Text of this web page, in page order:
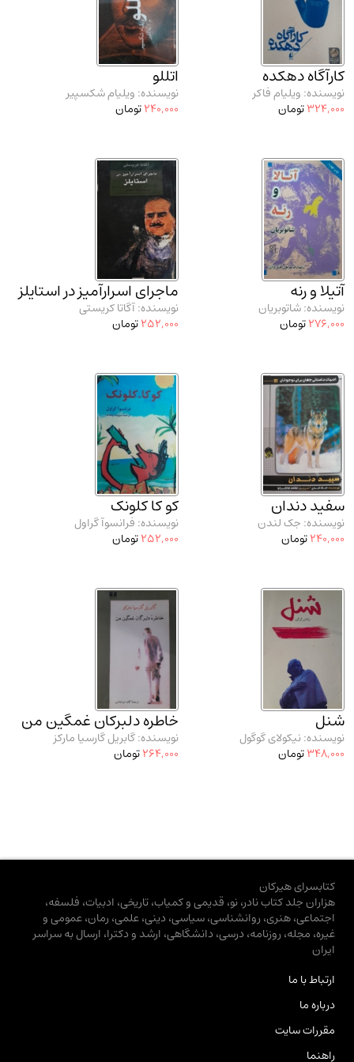
مدرسان شریف و انتشارت ارشد کتاب‌های..(2)
دانشگاه پیامـ نور
کارآگاه دهکده
نویسنده: ویلیام فاکر
324,000تومان
اتللو
نویسنده: ویلیام شکسپیر
240,000تومان
آتیلا و رنه
نویسنده: شاتوبریان
276,000تومان
ماجرای اسرارآمیز در استایلز
نویسنده: آگاتا کریستی
252,000تومان
سفید دندان
نویسنده: جک لندن
240,000تومان
کو کا کلونک
نویسنده: فرانسوآ گراول
252,000تومان
شنل
نویسنده: نیکولای گوگول
348,000تومان
خاطره دلبرکان غمگین من
نویسنده: گابریل گارسیا مارکز
264,000تومان
کتابسرای هیرکان
هزاران جلد کتاب نادر، نو، قدیمی و کمیاب، تاریخی، ادبیات، فلسفه،
اجتماعی، هنری، روانشناسی، سیاسی، دینی، علمی، رمان، عمومی و
غیره، مجله، روزنامه، درسی، دانشگاهی، ارشد و دکترا، ارسال به سراسر
ایران
ارتباط با ما
درباره ما
مقررات سایت
راهنما